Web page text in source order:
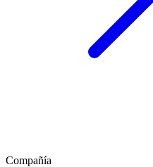
Compañía